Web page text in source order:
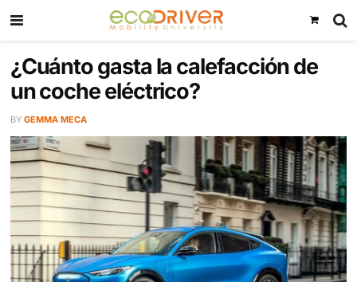
¿Cuánto gasta la calefacción
un coche eléctrico?
BY GEMMA MECA